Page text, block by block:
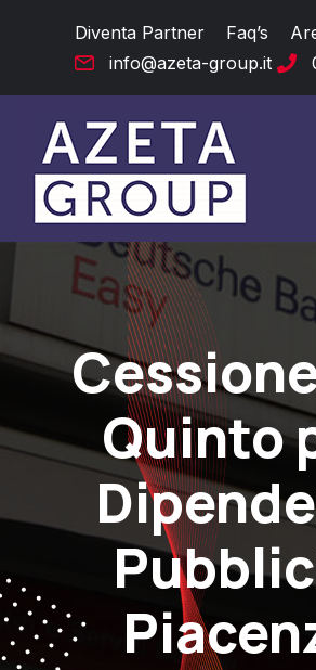
Diventa Partner Faq’s
info@azeta-group.it
Quinto